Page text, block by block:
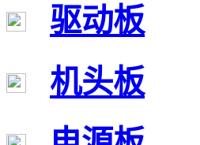
驱动板
机头板